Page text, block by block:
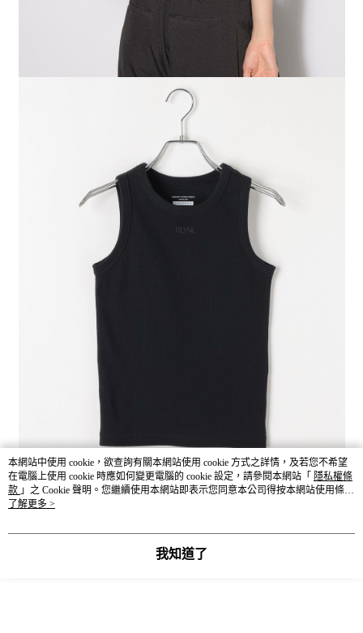
本網站中使用 cookie，欲查詢有關本網站使用 cookie 方式之詳情，及若您不希望
在電腦上使用 cookie 時應如何變更電腦的 cookie 設定，請參閱本網站「 隱私權條
款 」之 Cookie 聲明。您繼續使用本網站即表示您同意本公司得按本網站使用條款
之 Cookie 聲明使用 cookie。
了解更多 >
我知道了